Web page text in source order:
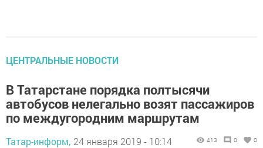
ЦЕНТРАЛЬНЫЕ НОВОСТИ
В Татарстане порядка полтысячи
автобусов нелегально возят пассажиров
по междугородним маршрутам
Татар-информ, 24 января 2019 - 10:14 413 0 0